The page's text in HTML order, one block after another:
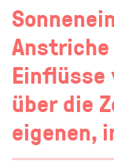
Einflüsse
über die
eigenen,